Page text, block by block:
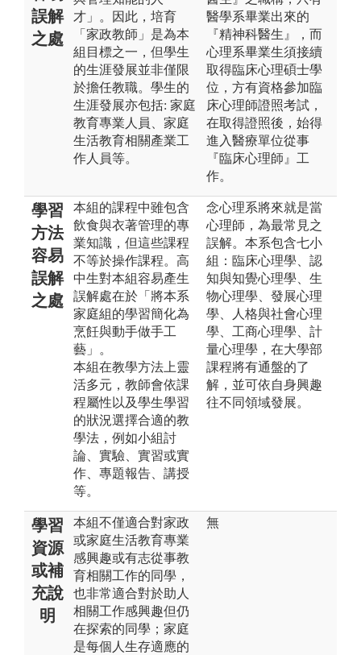
誤解
之處
才」。因此，培育
「家政教師」是為本
組目標之一，但學生
的生涯發展並非僅限
於擔任教職。學生的
生涯發展亦包括: 家庭
教育專業人員、家庭
生活教育相關產業工
作人員等。
醫學系畢業出來的
『精神科醫生』，而
心理系畢業生須接續
取得臨床心理碩士學
位，方有資格參加臨
床心理師證照考試，
在取得證照後，始得
進入醫療單位從事
『臨床心理師』工
作。
學習
方法
容易
誤解
之處
本組的課程中雖包含
飲食與衣著管理的專
業知識，但這些課程
不等於操作課程。高
中生對本組容易產生
誤解處在於「將本系
家庭組的學習簡化為
烹飪與動手做手工
藝」。
本組在教學方法上靈
活多元，教師會依課
程屬性以及學生學習
的狀況選擇合適的教
學法，例如小組討
論、實驗、實習或實
作、專題報告、講授
等。
念心理系將來就是當
心理師，為最常見之
誤解。本系包含七小
組：臨床心理學、認
知與知覺心理學、生
物心理學、發展心理
學、人格與社會心理
學、工商心理學、計
量心理學，在大學部
課程將有通盤的了
解，並可依自身興趣
往不同領域發展。
學習
資源
或補
充說
明
本組不僅適合對家政
或家庭生活教育專業
感興趣或有志從事教
育相關工作的同學，
也非常適合對於助人
相關工作感興趣但仍
在探索的同學；家庭
是每個人生存適應的
無